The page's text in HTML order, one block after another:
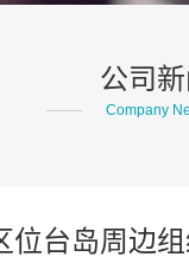
公司新
Company
位台岛周边